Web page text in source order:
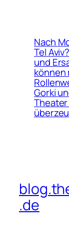
Nach
Tel
und
können
Gorki
.de